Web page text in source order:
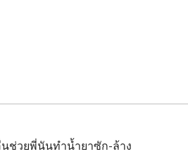
ช่วยพี่นันทำน้ำยาซัก-ล้าง